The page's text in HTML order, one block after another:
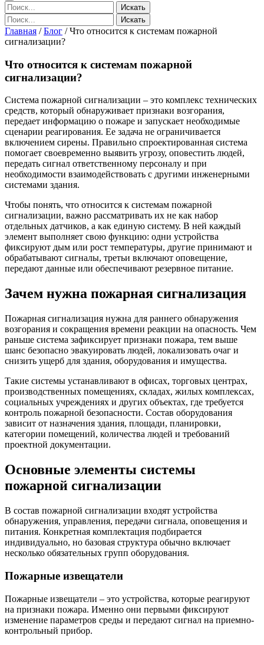
Искать
Искать
Главная / Блог / Что относится к системам пожарной
сигнализации?
Что относится к системам пожарной
сигнализации?
Система пожарной сигнализации – это комплекс технических
средств, который обнаруживает признаки возгорания,
передает информацию о пожаре и запускает необходимые
сценарии реагирования. Ее задача не ограничивается
включением сирены. Правильно спроектированная система
помогает своевременно выявить угрозу, оповестить людей,
передать сигнал ответственному персоналу и при
необходимости взаимодействовать с другими инженерными
системами здания.
Чтобы понять, что относится к системам пожарной
сигнализации, важно рассматривать их не как набор
отдельных датчиков, а как единую систему. В ней каждый
элемент выполняет свою функцию: одни устройства
фиксируют дым или рост температуры, другие принимают и
обрабатывают сигналы, третьи включают оповещение,
передают данные или обеспечивают резервное питание.
Зачем нужна пожарная сигнализация
Пожарная сигнализация нужна для раннего обнаружения
возгорания и сокращения времени реакции на опасность. Чем
раньше система зафиксирует признаки пожара, тем выше
шанс безопасно эвакуировать людей, локализовать очаг и
снизить ущерб для здания, оборудования и имущества.
Такие системы устанавливают в офисах, торговых центрах,
производственных помещениях, складах, жилых комплексах,
социальных учреждениях и других объектах, где требуется
контроль пожарной безопасности. Состав оборудования
зависит от назначения здания, площади, планировки,
категории помещений, количества людей и требований
проектной документации.
Основные элементы системы
пожарной сигнализации
В состав пожарной сигнализации входят устройства
обнаружения, управления, передачи сигнала, оповещения и
питания. Конкретная комплектация подбирается
индивидуально, но базовая структура обычно включает
несколько обязательных групп оборудования.
Пожарные извещатели
Пожарные извещатели – это устройства, которые реагируют
на признаки пожара. Именно они первыми фиксируют
изменение параметров среды и передают сигнал на приемно-
контрольный прибор.